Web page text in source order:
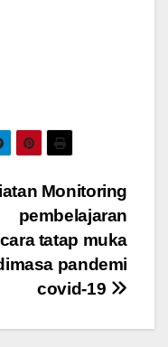
Monitoring
pembelajaran
tatap muka
pandemi
covid-19